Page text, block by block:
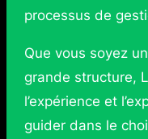
processus de
Que vous soyez
grande structure,
l’expérience et
guider dans le